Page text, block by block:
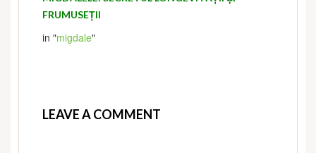
FRUMUSEȚII
in "migdale"
LEAVE A COMMENT